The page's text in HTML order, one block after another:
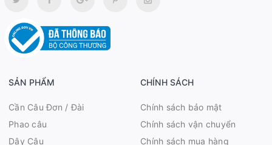
SẢN PHẨM
Cần Câu Đơn / Đài
Phao câu
Dây Câu
CHÍNH SÁCH
Chính sách bảo mật
Chính sách vận chuyển
Chính sách mua hàng